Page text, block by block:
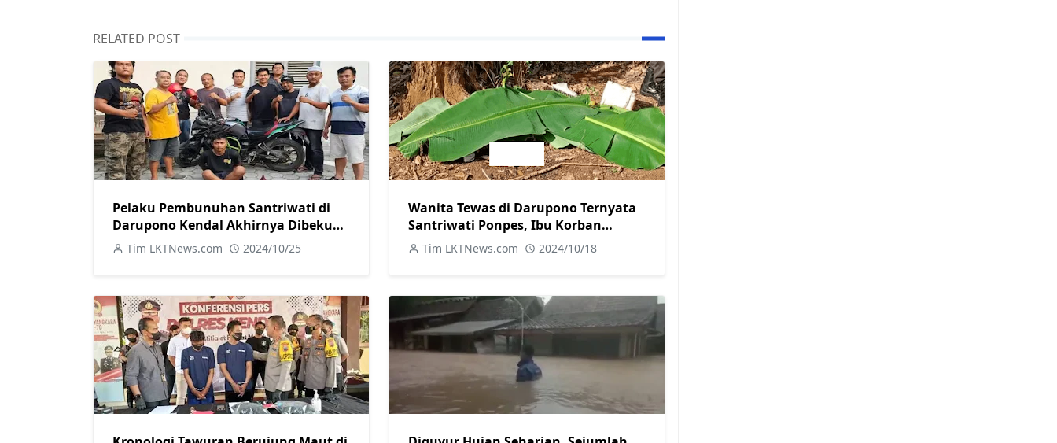
RELATED POST
Pelaku Pembunuhan Santriwati di
Darupono Kendal Akhirnya Dibekuk
Polisi
Tim LKTNews.com 2024/10/25
Wanita Tewas di Darupono Ternyata
Santriwati Ponpes, Ibu Korban
Ungkap Fakta Baru tentang Motif
Pelaku
Tim LKTNews.com 2024/10/18